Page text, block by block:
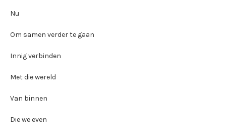
Nu
Om samen verder te gaan
Innig verbinden
Met die wereld
Van binnen
Die we even